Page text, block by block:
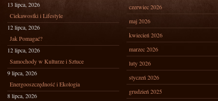
13 lipca, 2026
Ciekawostki i Lifestyle
12 lipca, 2026
Jak Pomagać?
12 lipca, 2026
Samochody w Kulturze i Sztuce
9 lipca, 2026
Energooszczędność i Ekologia
8 lipca, 2026
czerwiec 2026
maj 2026
kwiecień 2026
marzec 2026
luty 2026
styczeń 2026
grudzień 2025